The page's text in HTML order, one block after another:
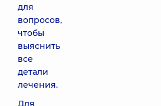
для
вопросов,
чтобы
выяснить
все
детали
лечения.
Для